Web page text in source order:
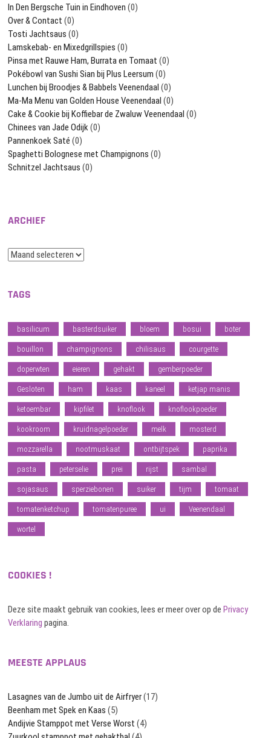
In Den Bergsche Tuin in Eindhoven (0)
Over & Contact (0)
Tosti Jachtsaus (0)
Lamskebab- en Mixedgrillspies (0)
Pinsa met Rauwe Ham, Burrata en Tomaat (0)
Pokébowl van Sushi Sian bij Plus Leersum (0)
Lunchen bij Broodjes & Babbels Veenendaal (0)
Ma-Ma Menu van Golden House Veenendaal (0)
Cake & Cookie bij Koffiebar de Zwaluw Veenendaal (0)
Chinees van Jade Odijk(0)
Pannenkoek Saté (0)
Spaghetti Bolognese met Champignons (0)
Schnitzel Jachtsaus (0)
ARCHIEF
Archief
TAGS
basilicum basterdsuiker bloem bosui boter
bouillon champignons chilisaus courgette
doperwten eieren gehakt gemberpoeder
Gesloten ham kaas kaneel ketjap manis
ketoembar kipfilet knoflook knoflookpoeder
kookroom kruidnagelpoeder melk mosterd
mozzarella nootmuskaat ontbijtspek paprika
pasta peterselie prei rijst sambal
sojasaus sperziebonen suiker tijm tomaat
tomatenketchup tomatenpuree ui Veenendaal
wortel
COOKIES !
Deze site maakt gebruik van cookies, lees er meer over op dePrivacy
Verklaring pagina.
MEESTE APPLAUS
Lasagnes van de Jumbo uit de Airfryer(17)
Beenham met Spek en Kaas (5)
Andijvie Stamppot met Verse Worst (4)